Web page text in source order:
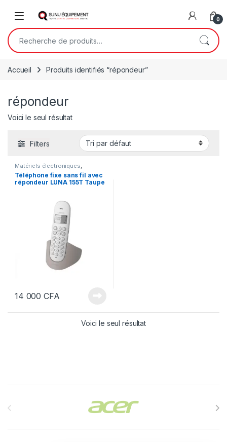
Open 0
Recherche pour :
Accueil Produits identifiés “répondeur”
répondeur
Voici le seul résultat
Filters
Matériels électroniques,
Téléphone et Electronique
Téléphone fixe
Téléphone fixe sans fil avec
répondeur LUNA 155T Taupe
14 000CFA
Voici le seul résultat